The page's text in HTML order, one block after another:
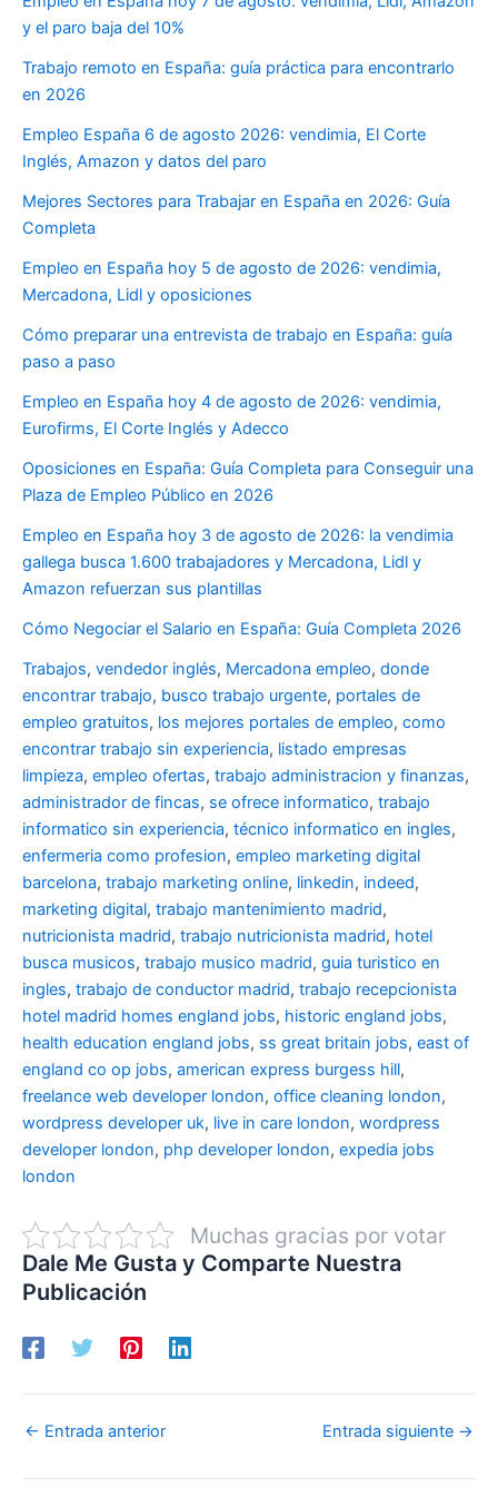
y el paro baja del 10%
Trabajo remoto en España: guía práctica para encontrarlo
en 2026
Empleo España 6 de agosto 2026: vendimia, El Corte
Inglés, Amazon y datos del paro
Mejores Sectores para Trabajar en España en 2026: Guía
Completa
Empleo en España hoy 5 de agosto de 2026: vendimia,
Mercadona, Lidl y oposiciones
Cómo preparar una entrevista de trabajo en España: guía
paso a paso
Empleo en España hoy 4 de agosto de 2026: vendimia,
Eurofirms, El Corte Inglés y Adecco
Oposiciones en España: Guía Completa para Conseguir una
Plaza de Empleo Público en 2026
Empleo en España hoy 3 de agosto de 2026: la vendimia
gallega busca 1.600 trabajadores y Mercadona, Lidl y
Amazon refuerzan sus plantillas
Cómo Negociar el Salario en España: Guía Completa 2026
Trabajos, vendedor inglés, Mercadona empleo, donde
encontrar trabajo, busco trabajo urgente, portales de
empleo gratuitos, los mejores portales de empleo, como
encontrar trabajo sin experiencia, listado empresas
limpieza, empleo ofertas, trabajo administracion y finanzas,
administrador de fincas, se ofrece informatico, trabajo
informatico sin experiencia, técnico informatico en ingles,
enfermeria como profesion, empleo marketing digital
barcelona, trabajo marketing online, linkedin, indeed,
marketing digital, trabajo mantenimiento madrid,
nutricionista madrid, trabajo nutricionista madrid, hotel
busca musicos, trabajo musico madrid, guia turistico en
ingles, trabajo de conductor madrid, trabajo recepcionista
hotel madrid homes england jobs, historic england jobs,
health education england jobs, ss great britain jobs, east of
england co op jobs, american express burgess hill,
freelance web developer london, office cleaning london,
wordpress developer uk, live in care london, wordpress
developer london, php developer london, expedia jobs
london
Muchas gracias por votar
Dale Me Gusta y Comparte Nuestra
Publicación
← Entrada anterior Entrada siguiente →